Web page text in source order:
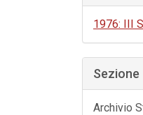
1976: III
Sezione
Archivio